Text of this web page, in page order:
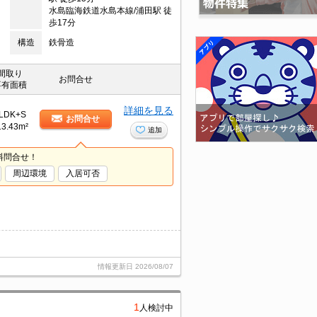
水島臨海鉄道水島本線/浦田駅 徒
歩17分
構造 鉄骨造
取り
有面積
お問合せ
お問合せ
詳細を見る
追加
合せ！
周辺環境
入居可否
情報更新日 2026/08/07
1 人検討中